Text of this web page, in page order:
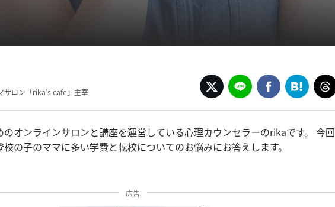
サロン「rika’s cafe」主宰
オンラインサロンと講座を運営している心理カウンセラーのrikaです。 今回
の子のママに多い学費と転校についてのお悩みにお答えします。
広告